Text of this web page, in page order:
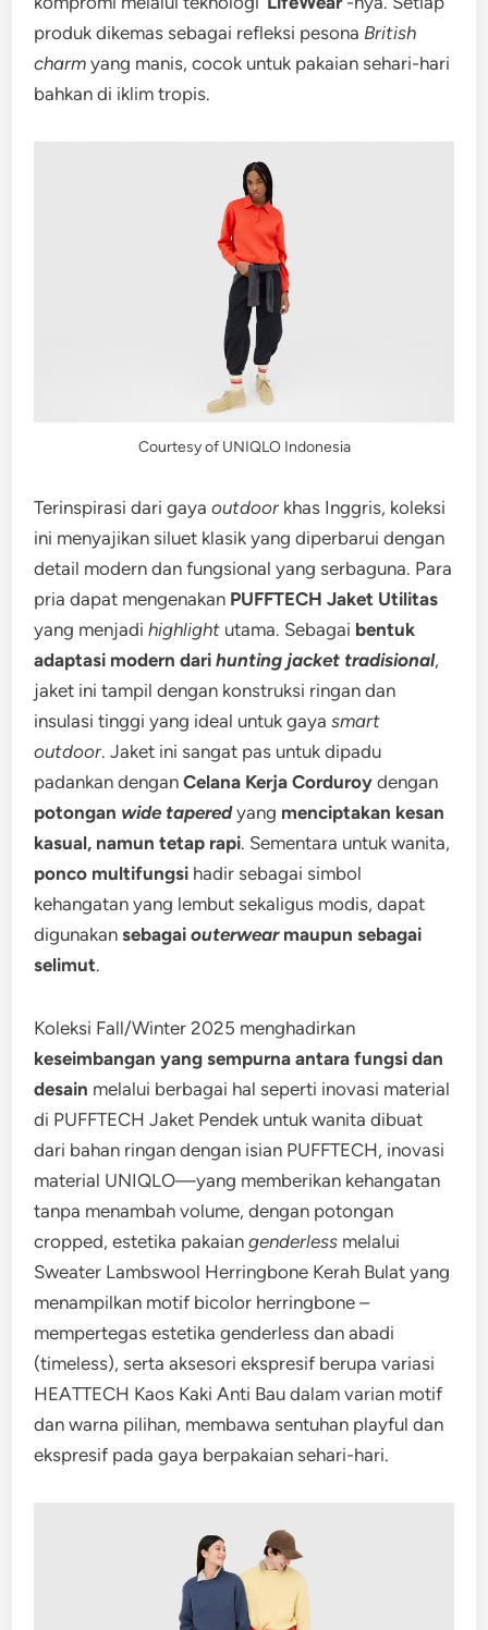
produk dikemas sebagai refleksi pesona British
charm yang manis, cocok untuk pakaian sehari-hari
bahkan di iklim tropis.
Courtesy of UNIQLO Indonesia
Terinspirasi dari gayaoutdoor khas Inggris, koleksi
ini menyajikan siluet klasik yang diperbarui dengan
detail modern dan fungsional yang serbaguna. Para
pria dapat mengenakan PUFFTECH Jaket Utilitas
yang menjadi highlight utama. Sebagai bentuk
adaptasi modern darihunting jacket tradisional,
jaket ini tampil dengan konstruksi ringan dan
insulasi tinggi yang ideal untuk gayasmart
outdoor. Jaket ini sangat pas untuk dipadu
padankan denganCelana Kerja Corduroy dengan
potongan wide tapered yang menciptakan kesan
kasual, namun tetap rapi. Sementara untuk wanita,
ponco multifungsi hadir sebagai simbol
kehangatan yang lembut sekaligus modis, dapat
digunakan sebagaiouterwearmaupun sebagai
selimut.
Koleksi Fall/Winter 2025 menghadirkan
keseimbangan yang sempurna antara fungsi dan
desain melalui berbagai hal seperti inovasi material
di PUFFTECH Jaket Pendek untuk wanita dibuat
dari bahan ringan dengan isian PUFFTECH, inovasi
material UNIQLO—yang memberikan kehangatan
tanpa menambah volume, dengan potongan
cropped, estetika pakaiangenderless melalui
Sweater Lambswool Herringbone Kerah Bulat yang
menampilkan motif bicolor herringbone –
mempertegas estetika genderless dan abadi
(timeless), serta aksesori ekspresif berupa variasi
HEATTECH Kaos Kaki Anti Bau dalam varian motif
dan warna pilihan, membawa sentuhan playful dan
ekspresif pada gaya berpakaian sehari-hari.